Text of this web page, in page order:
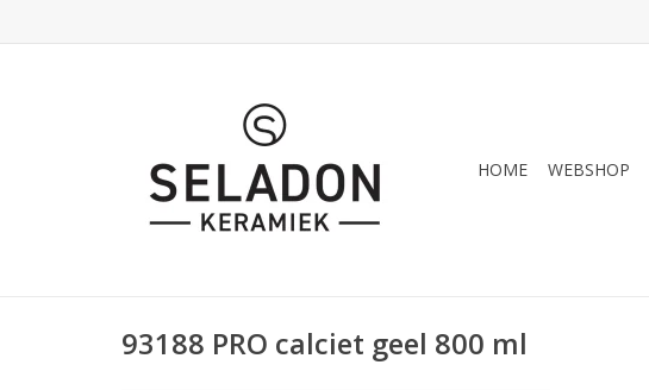
HOME WEBSHOP
93188 PRO calciet geel 800 ml